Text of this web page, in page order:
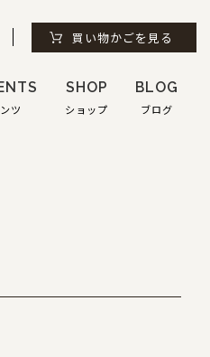
買い物かごを見る
ツ
SHOP
ショップ
BLOG
ブログ